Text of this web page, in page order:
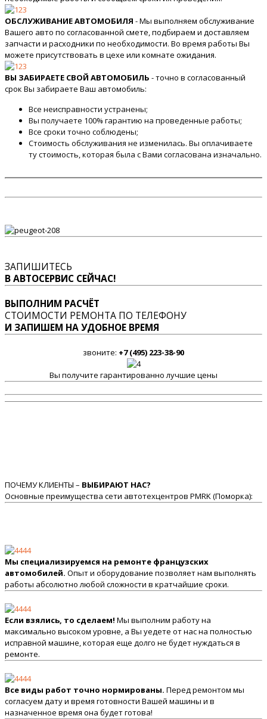
ОБСЛУЖИВАНИЕ АВТОМОБИЛЯ - Мы выполняем обслуживание
Вашего авто по согласованной смете, подбираем и доставляем
запчасти и расходники по необходимости. Во время работы Вы
можете присутствовать в цехе или комнате ожидания.
ВЫ ЗАБИРАЕТЕ СВОЙ АВТОМОБИЛЬ - точно в согласованный
срок Вы забираете Ваш автомобиль:
Все неисправности устранены;
Вы получаете 100% гарантию на проведенные работы;
Все сроки точно соблюдены;
Стоимость обслуживания не изменилась. Вы оплачиваете
ту стоимость, которая была с Вами согласована изначально.
ЗАПИШИТЕСЬ
В АВТОСЕРВИС СЕЙЧАС!
ВЫПОЛНИМ РАСЧЁТ
СТОИМОСТИ РЕМОНТА ПО ТЕЛЕФОНУ
И ЗАПИШЕМ НА УДОБНОЕ ВРЕМЯ
звоните: +7 (495) 223-38-90
Вы получите гарантированно лучшие цены
ПОЧЕМУ КЛИЕНТЫ – ВЫБИРАЮТ НАС?
Основные преимущества сети автотехцентров PMRK (Поморка):
Мы специализируемся на ремонте французских
автомобилей. Опыт и оборудование позволяет нам выполнять
работы абсолютно любой сложности в кратчайшие сроки.
Если взялись, то сделаем! Мы выполним работу на
максимально высоком уровне, а Вы уедете от нас на полностью
исправной машине, которая еще долго не будет нуждаться в
ремонте.
Все виды работ точно нормированы. Перед ремонтом мы
согласуем дату и время готовности Вашей машины и в
назначенное время она будет готова!